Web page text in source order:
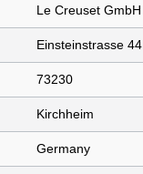
Le Creuset GmbH
Einsteinstrasse 44
73230
Kirchheim
Germany